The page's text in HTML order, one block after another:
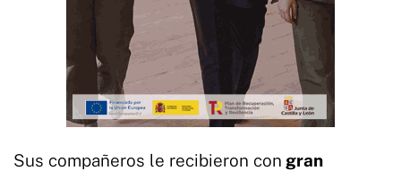
Sus compañeros le recibieron con gran